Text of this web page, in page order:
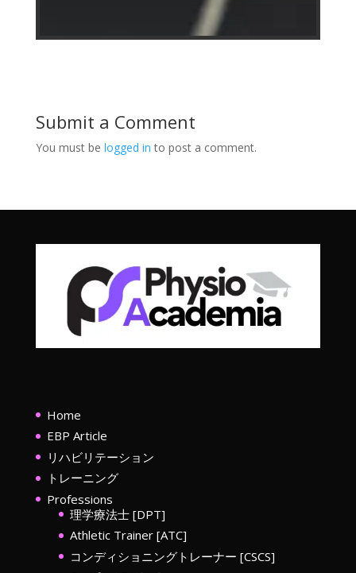
Submit a Comment
You must be logged in to post a comment.
Home
EBP Article
リハビリテーション
トレーニング
Professions
理学療法士 [DPT]
Athletic Trainer [ATC]
コンディショニングトレーナー [CSCS]